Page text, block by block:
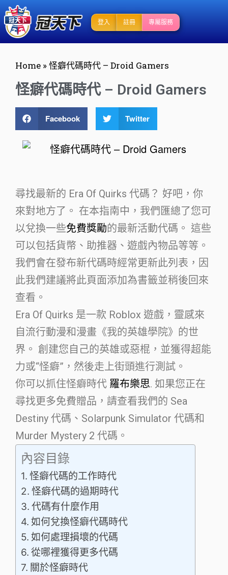
登入 註冊 專屬服務
Home »怪癖代碼時代 – Droid Gamers
怪癖代碼時代 – Droid Gamers
Facebook Twitter
尋找最新的 Era Of Quirks 代碼？ 好吧，你
來對地方了。 在本指南中，我們匯總了您可
以兌換一些免費獎勵的最新活動代碼。 這些
可以包括貨幣、助推器、遊戲內物品等等。
我們會在發布新代碼時經常更新此列表，因
此我們建議將此頁面添加為書籤並稍後回來
查看。
Era Of Quirks 是一款 Roblox 遊戲，靈感來
自流行動漫和漫畫《我的英雄學院》的世
界。 創建您自己的英雄或惡棍，並獲得超能
力或“怪癖”，然後走上街頭進行測試。
你可以抓住怪癖時代 羅布樂思. 如果您正在
尋找更多免費贈品，請查看我們的 Sea
Destiny 代碼、Solarpunk Simulator 代碼和
Murder Mystery 2 代碼。
內容目錄
怪癖代碼的工作時代
怪癖代碼的過期時代
代碼有什麼作用
如何兌換怪癖代碼時代
如何處理損壞的代碼
從哪裡獲得更多代碼
關於怪癖時代